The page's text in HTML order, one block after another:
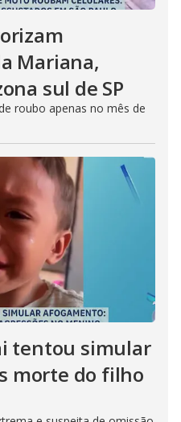
Mariana,
sul de SP
roubo apenas no mês de
tentou simular
morte do filho